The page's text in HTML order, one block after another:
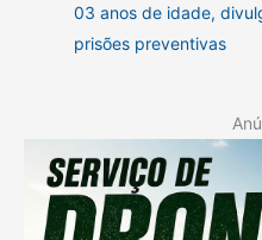
03 anos de idade,
prisões preventivas